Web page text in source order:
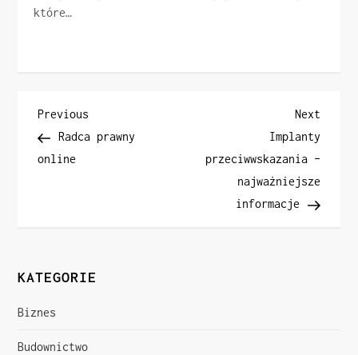
które…
N
a
Previous
Post
Previous
Radca prawny
online
Next
Post
Next
Implanty
przeciwwskazania –
najważniejsze
informacje
KATEGORIE
Biznes
Budownictwo